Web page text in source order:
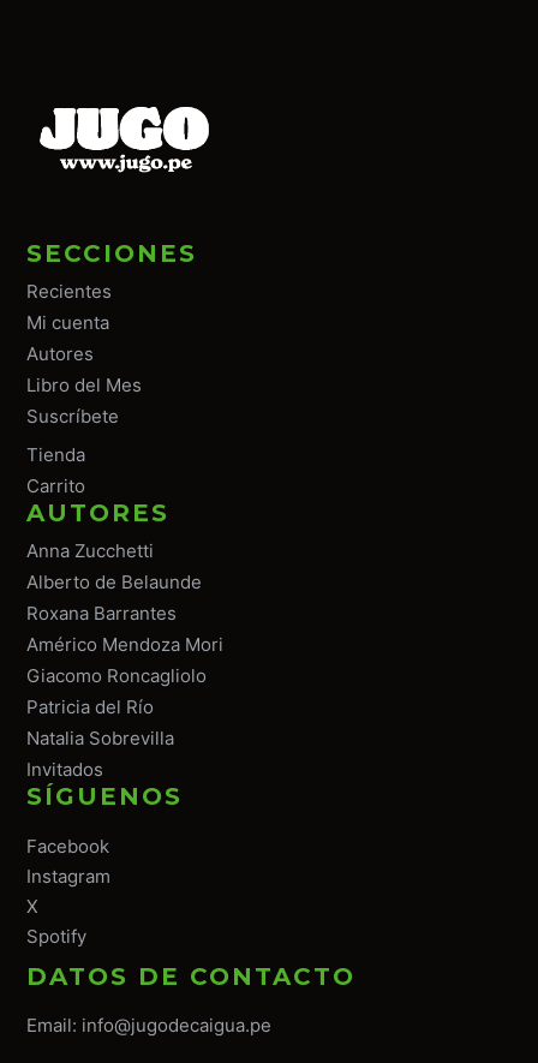
SECCIONES
Recientes
Mi cuenta
Autores
Libro del Mes
Suscríbete
Tienda
Carrito
AUTORES
Anna Zucchetti
Alberto de Belaunde
Roxana Barrantes
Américo Mendoza Mori
Giacomo Roncagliolo
Patricia del Río
Natalia Sobrevilla
Invitados
SÍGUENOS
Facebook
Instagram
X
Spotify
DATOS DE CONTACTO
Email: info@jugodecaigua.pe